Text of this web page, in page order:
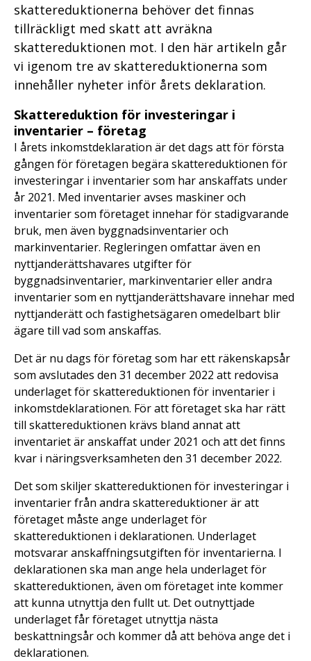
skattereduktionerna behöver det finnas
tillräckligt med skatt att avräkna
skattereduktionen mot. I den här artikeln går
vi igenom tre av skattereduktionerna som
innehåller nyheter inför årets deklaration.
Skattereduktion för investeringar i
inventarier – företag
I årets inkomstdeklaration är det dags att för första
gången för företagen begära skattereduktionen för
investeringar i inventarier som har anskaffats under
år 2021. Med inventarier avses maskiner och
inventarier som företaget innehar för stadigvarande
bruk, men även byggnadsinventarier och
markinventarier. Regleringen omfattar även en
nyttjanderättshavares utgifter för
byggnadsinventarier, markinventarier eller andra
inventarier som en nyttjanderättshavare innehar med
nyttjanderätt och fastighetsägaren omedelbart blir
ägare till vad som anskaffas.
Det är nu dags för företag som har ett räkenskapsår
som avslutades den 31 december 2022 att redovisa
underlaget för skattereduktionen för inventarier i
inkomstdeklarationen. För att företaget ska har rätt
till skattereduktionen krävs bland annat att
inventariet är anskaffat under 2021 och att det finns
kvar i näringsverksamheten den 31 december 2022.
Det som skiljer skattereduktionen för investeringar i
inventarier från andra skattereduktioner är att
företaget måste ange underlaget för
skattereduktionen i deklarationen. Underlaget
motsvarar anskaffningsutgiften för inventarierna. I
deklarationen ska man ange hela underlaget för
skattereduktionen, även om företaget inte kommer
att kunna utnyttja den fullt ut. Det outnyttjade
underlaget får företaget utnyttja nästa
beskattningsår och kommer då att behöva ange det i
deklarationen.